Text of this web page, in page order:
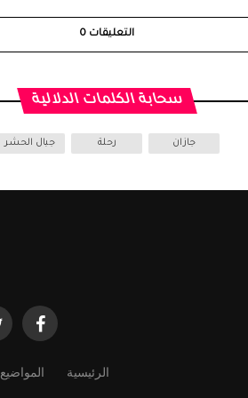
التعليقات 0
سحابة الكلمات الدلالية
جازان رحلة جبال الحشر
الرئيسية المواضيع